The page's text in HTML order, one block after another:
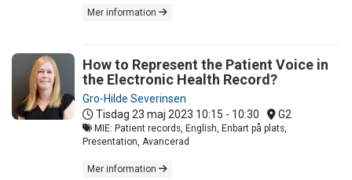
Mer information
How to Represent the Patient Voice in
the Electronic Health Record?
Gro-Hilde Severinsen
Tisdag 23 maj 2023 10:15 - 10:30 G2
MIE: Patient records, English, Enbart på plats,
Presentation, Avancerad
Mer information